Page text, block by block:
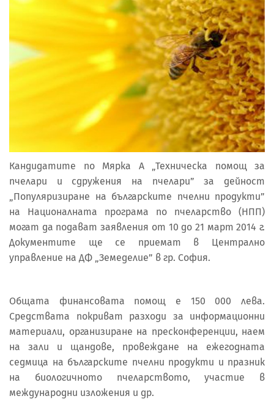
Кандидатите по Мярка А „Техническа помощ за
пчелари и сдружения на пчелари” за дейност
„Популяризиране на българските пчелни продукти”
на Националната програма по пчеларство (НПП)
могат да подават заявления от 10 до 21 март 2014 г.
Документите ще се приемат в Централно
управление на ДФ „Земеделие” в гр. София.
Общата финансовата помощ е 150 000 лева.
Средствата покриват разходи за информационни
материали, организиране на пресконференции, наем
на зали и щандове, провеждане на ежегодната
седмица на българските пчелни продукти и празник
на биологичното пчеларството, участие в
международни изложения и др.